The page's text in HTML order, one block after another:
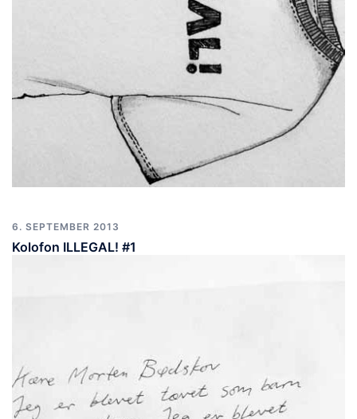
6. SEPTEMBER 2013
Kolofon ILLEGAL! #1